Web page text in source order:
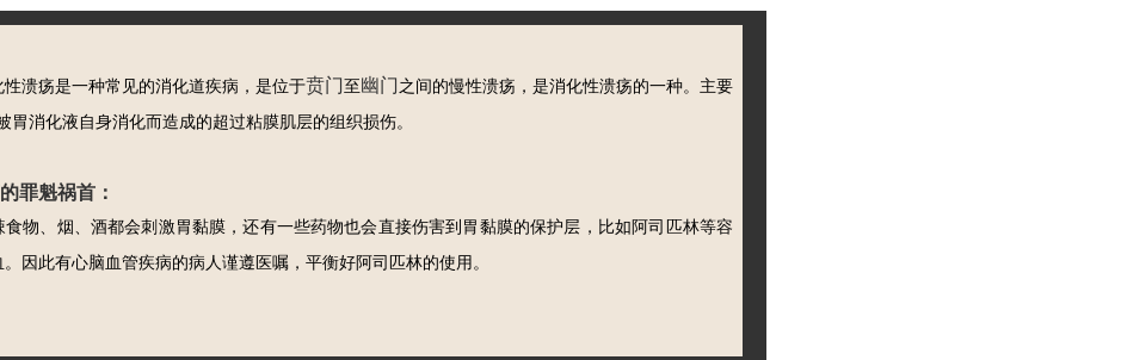
溃疡是一种常见的消化道疾病， 是位于贲门 至 幽门 之间的慢性溃疡，是消化性溃疡的一种。主要
胃消化液自身消化而造成的超过粘膜肌层的组织损伤。
罪魁祸首：
食物、烟、酒都会刺激胃黏膜，还有一些药物也会直接伤害到胃黏膜的保护层，比如阿司匹林等容
因此有心脑血管疾病的病人谨遵医嘱，平衡好阿司匹林的使用。